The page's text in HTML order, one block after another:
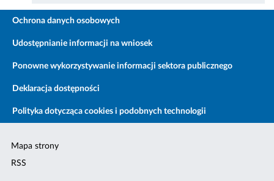
Ochrona danych osobowych
Udostępnianie informacji na wniosek
Ponowne wykorzystywanie informacji sektora publicznego
Deklaracja dostępności
Polityka dotycząca cookies i podobnych technologii
Mapa strony
RSS